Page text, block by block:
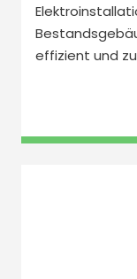
effizient und